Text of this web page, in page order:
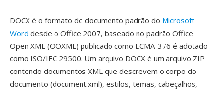
DOCX é o formato de documento padrão do Microsoft
Word desde o Office 2007, baseado no padrão Office
Open XML (OOXML) publicado como ECMA-376 é adotado
como ISO/IEC 29500. Um arquivo DOCX é um arquivo ZIP
contendo documentos XML que descrevem o corpo do
documento (document.xml), estilos, temas, cabeçalhos,